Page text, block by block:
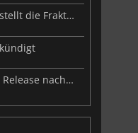
Warhammer 40.000: Dawn of War 4 stellt die Fraktion der Necrons vor
Forsaken Realms: Vahrin’s Call feiert Release nach 10 Jahren